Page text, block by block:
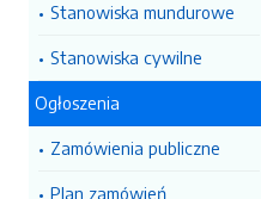
Stanowiska mundurowe
Stanowiska cywilne
Ogłoszenia
Zamówienia publiczne
Plan zamówień